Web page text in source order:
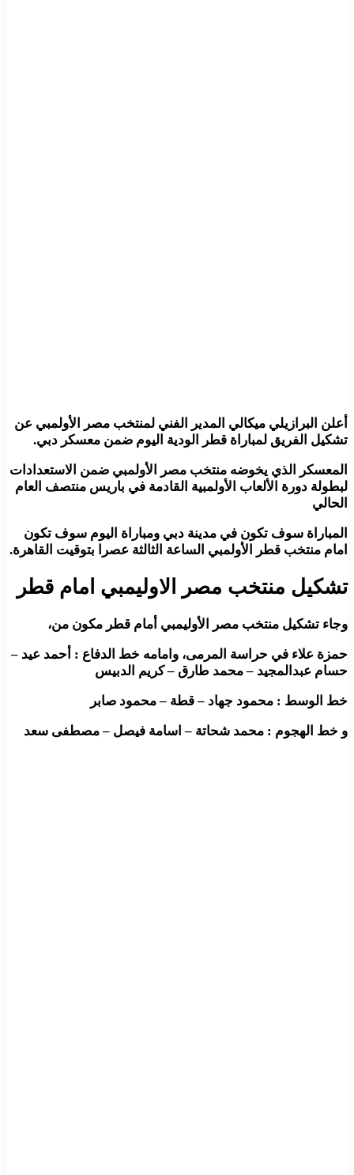
أعلن البرازيلي ميكالي المدير الفني لمنتخب مصر الأولمبي عن
تشكيل الفريق لمباراة قطر الودية اليوم ضمن معسكر دبي.
المعسكر الذي يخوضه منتخب مصر الأولمبي ضمن الاستعدادات
لبطولة دورة الألعاب الأولمبية القادمة في باريس منتصف العام
الحالي
المباراة سوف تكون في مدينة دبي ومباراة اليوم سوف تكون
امام منتخب قطر الأولمبي الساعة الثالثة عصرا بتوقيت القاهرة.
تشكيل منتخب مصر الاوليمبي امام قطر
وجاء تشكيل منتخب مصر الأوليمبي أمام قطر مكون من،
حمزة علاء في حراسة المرمى، وامامه خط الدفاع : أحمد عيد –
حسام عبدالمجيد – محمد طارق – كريم الدبيس
خط الوسط : محمود جهاد – قطة – محمود صابر
و خط الهجوم : محمد شحاتة – اسامة فيصل – مصطفى سعد